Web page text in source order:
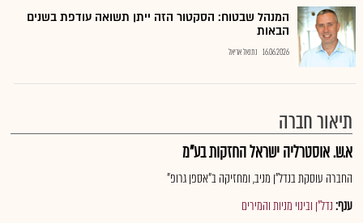
המנהל שבטוח: הסקטור הזה ייתן תשואה עודפת בשנים
הבאות
16.06.2026 נתנאל אריאל
תיאור חברה
א.ש. אוסטרליה ישראל החזקות בע"מ
החברה עוסקת בנדל"ן מניב, ומחזיקה ב"אספן גרופ"
ענף:נדל"ן ובינוי מניות והמירים